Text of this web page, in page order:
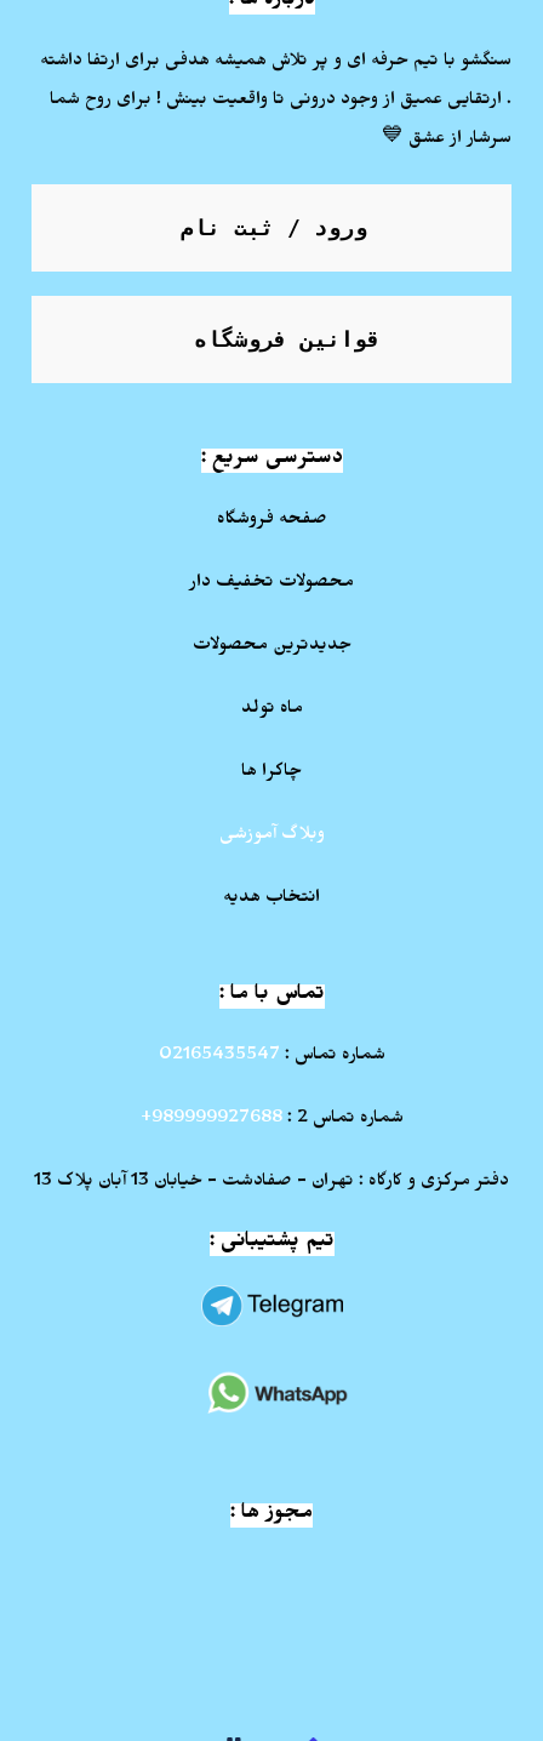
سنگشو با تیم حرفه ای و پر تلاش همیشه هدفی برای ارتفا داشته
. ارتقایی عمیق از وجود درونی تا واقعیت بینش ! برای روح شما
سرشار از عشق 💙
ورود / ثبت نام
قوانین فروشگاه
دسترسی سریع :
صفحه فروشگاه
محصولات تخفیف دار
جدیدترین محصولات
ماه تولد
چاکرا ها
وبلاگ آموزشی
انتخاب هدیه
تماس با ما :
شماره تماس : 02165435547
شماره تماس 2 : 989999927688+
دفتر مرکزی و کارگاه : تهران - صفادشت - خیابان 13 آبان پلاک 13
تیم پشتیبانی :
مجوز ها :